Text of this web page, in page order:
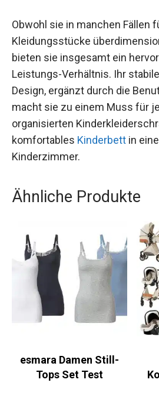
Obwohl sie in manchen Fällen
Kleidungsstücke
bieten sie insgesamt ein
Leistungs-Verhältnis. Ihr
Design, ergänzt durch die
macht sie zu einem Muss für
organisierten
komfortables Kinderbett in
Kinderzimmer.
Ähnliche Produkte
esmara Damen Still-
Tops Set Test